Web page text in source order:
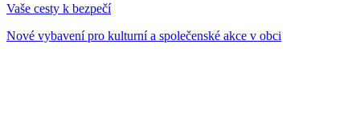
Vaše cesty k bezpečí
Nové vybavení pro kulturní a společenské akce v obci